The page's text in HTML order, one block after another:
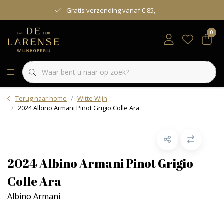
Gratis verzending vanaf € 85,-
0
Terug naar home
Witte Wijn
2024 Albino Armani Pinot Grigio Colle Ara
2024 Albino Armani Pinot Grigio
Colle Ara
Albino Armani